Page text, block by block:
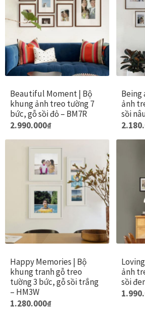
Chính Sách Bảo Mật
Chính Sách Đổi Trả
Chính sách đổi trả hàng
Đăng ký thành viên
Danh Lam Collection
Điều Khoản Sử Dụng
Hoa Xuân – Tranh sơn mài hoa
Kim Mã – Tranh sơn mài dát vàng
Liên Diệp collection
Liên Hoa – Tranh hoa sen sơn mài
Reflections by the River
Beautiful Moment | Bộ
khung ảnh treo tường 7
bức, gỗ sồi đỏ – BM7R
2.990.000₫
Being
ảnh
sồi
Happy Memories | Bộ
khung tranh gỗ treo
tường 3 bức, gỗ sồi trắng
– HM3W
1.280.000₫
ảnh
sồi